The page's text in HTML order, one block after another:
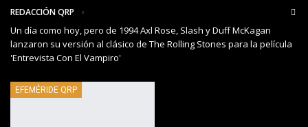
REDACCIÓN QRP
Un día como hoy, pero de 1994 Axl Rose, Slash y Duff McKagan
lanzaron su versión al clásico de The Rolling Stones para la película
'Entrevista Con El Vampiro'
EFEMÉRIDE QRP